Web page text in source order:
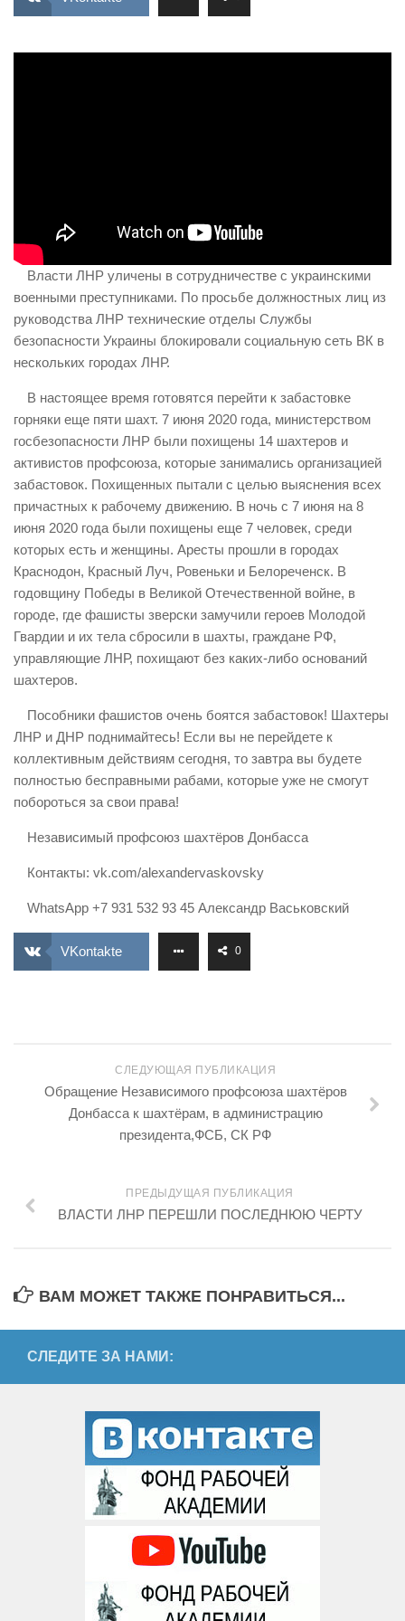
ИЗУЧЕНИЕ ДИАЛЕКТИКИ
Власти ЛНР уличены в сотрудничестве с украинскими
военными преступниками. По просьбе должностных лиц из
руководства ЛНР технические отделы Службы
безопасности Украины блокировали социальную сеть ВК в
нескольких городах ЛНР.
В настоящее время готовятся перейти к забастовке
горняки еще пяти шахт. 7 июня 2020 года, министерством
госбезопасности ЛНР были похищены 14 шахтеров и
активистов профсоюза, которые занимались организацией
забастовок. Похищенных пытали с целью выяснения всех
причастных к рабочему движению. В ночь с 7 июня на 8
июня 2020 года были похищены еще 7 человек, среди
которых есть и женщины. Аресты прошли в городах
Краснодон, Красный Луч, Ровеньки и Белореченск. В
годовщину Победы в Великой Отечественной войне, в
городе, где фашисты зверски замучили героев Молодой
Гвардии и их тела сбросили в шахты, граждане РФ,
управляющие ЛНР, похищают без каких-либо оснований
шахтеров.
Пособники фашистов очень боятся забастовок! Шахтеры
ЛНР и ДНР поднимайтесь! Если вы не перейдете к
коллективным действиям сегодня, то завтра вы будете
полностью бесправными рабами, которые уже не смогут
побороться за свои права!
Независимый профсоюз шахтёров Донбасса
Контакты: vk.com/alexandervaskovsky
WhatsApp +7 931 532 93 45 Александр Васьковский
VKontakte 0
СЛЕДУЮЩАЯ ПУБЛИКАЦИЯ
Обращение Независимого профсоюза шахтёров
Донбасса к шахтёрам, в администрацию
президента,ФСБ, СК РФ
ПРЕДЫДУЩАЯ ПУБЛИКАЦИЯ
ВЛАСТИ ЛНР ПЕРЕШЛИ ПОСЛЕДНЮЮ ЧЕРТУ
ВАМ МОЖЕТ ТАКЖЕ ПОНРАВИТЬСЯ...
СЛЕДИТЕ ЗА НАМИ: